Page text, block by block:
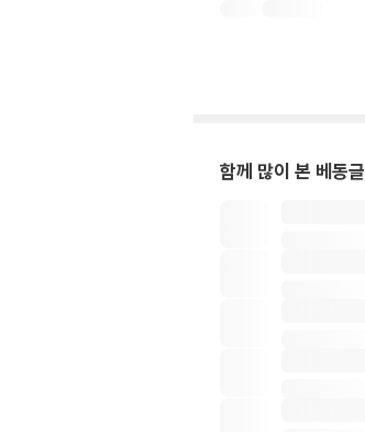
함께 많이 본 베동글